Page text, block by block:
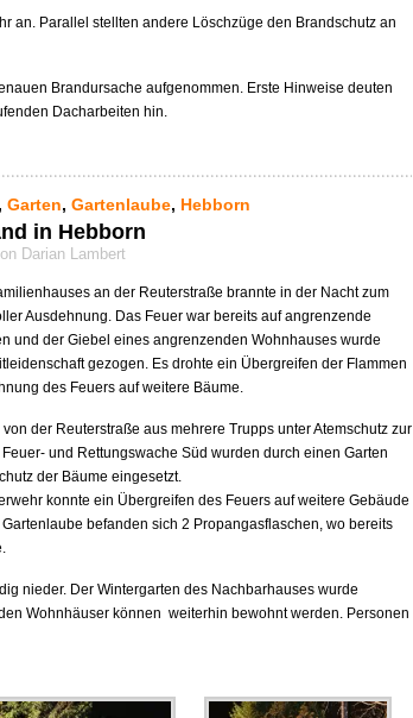
an. Parallel stellten andere Löschzüge den Brandschutz an
Brandursache aufgenommen. Erste Hinweise deuten
Dacharbeiten hin.
, Garten, Gartenlaube, Hebborn
in Hebborn
Darian Lambert
an der Reuterstraße brannte in der Nacht zum
Ausdehnung. Das Feuer war bereits auf angrenzende
und der Giebel eines angrenzenden Wohnhauses wurde
gezogen. Es drohte ein Übergreifen der Flammen
des Feuers auf weitere Bäume.
der Reuterstraße aus mehrere Trupps unter Atemschutz zur
und Rettungswache Süd wurden durch einen Garten
der Bäume eingesetzt.
konnte ein Übergreifen des Feuers auf weitere Gebäude
befanden sich 2 Propangasflaschen, wo bereits
nieder. Der Wintergarten des Nachbarhauses wurde
Wohnhäuser können weiterhin bewohnt werden. Personen